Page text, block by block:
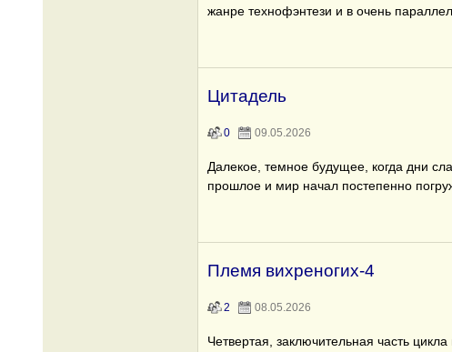
жанре технофэнтези и в очень
Цитадель
0 09.05.2026
Далекое, темное будущее, когда дни
прошлое и мир начал постепенно
Племя вихреногих-4
2 08.05.2026
Четвертая, заключительная часть